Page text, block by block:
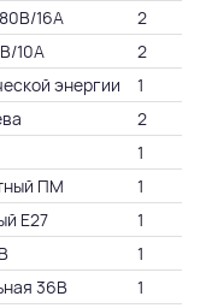
16А
2
10А
2
энергии
1
2
1
ПМ
1
Е27
1
1
36В
1